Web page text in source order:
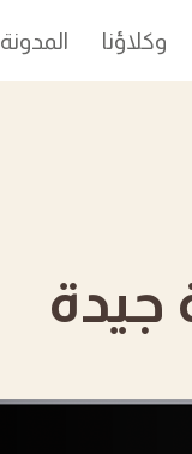
وكلاؤنا المدونة
جيدة